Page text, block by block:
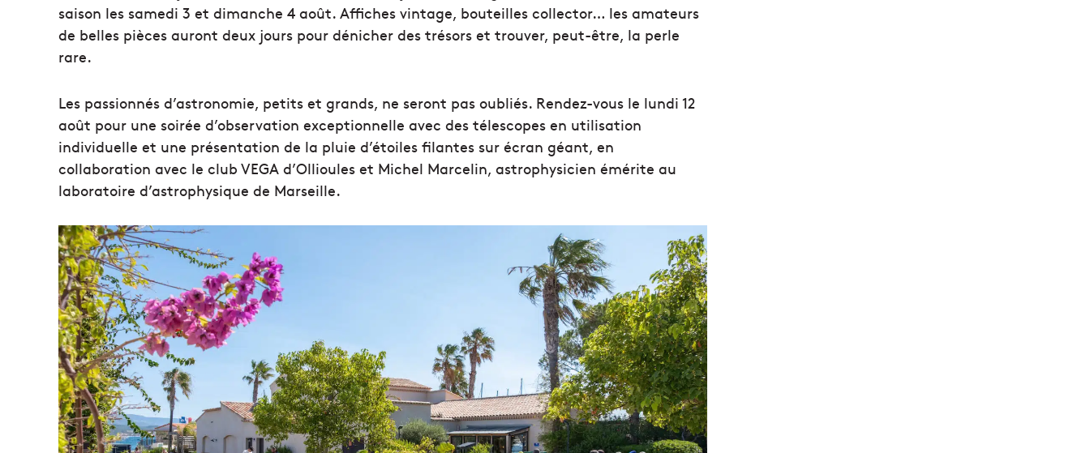
saison les samedi 3 et dimanche 4 août. Affiches vintage, bouteilles collector… les amateurs
de belles pièces auront deux jours pour dénicher des trésors et trouver, peut-être, la perle
rare.
Les passionnés d’astronomie, petits et grands, ne seront pas oubliés. Rendez-vous le lundi 12
août pour une soirée d’observation exceptionnelle avec des télescopes en utilisation
individuelle et une présentation de la pluie d’étoiles filantes sur écran géant, en
collaboration avec le club VEGA d’Ollioules et Michel Marcelin, astrophysicien émérite au
laboratoire d’astrophysique de Marseille.